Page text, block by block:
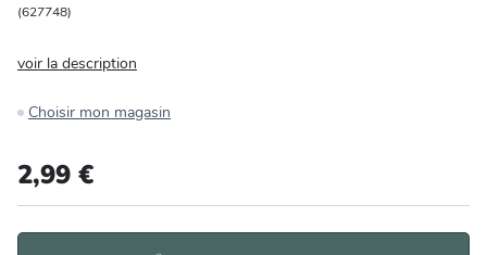
(627748)
voir la description
Choisir mon magasin
2,99 €